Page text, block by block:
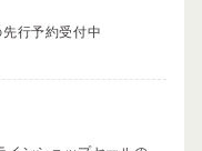
行予約受付中